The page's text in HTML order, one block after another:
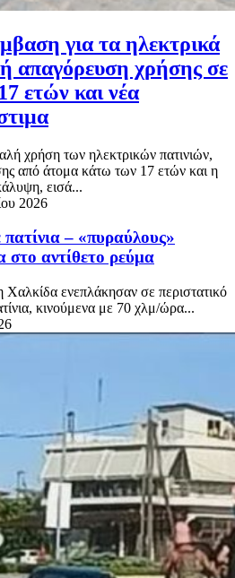
για τα ηλεκτρικά
απαγόρευση χρήσης σε
ετών και νέα
χρήση των ηλεκτρικών πατινιών,
από άτομα κάτω των 17 ετών και η
εισά...
2026
– «πυραύλους»
στο αντίθετο ρεύμα
ενεπλάκησαν σε περιστατικό
κινούμενα με 70 χλμ/ώρα...